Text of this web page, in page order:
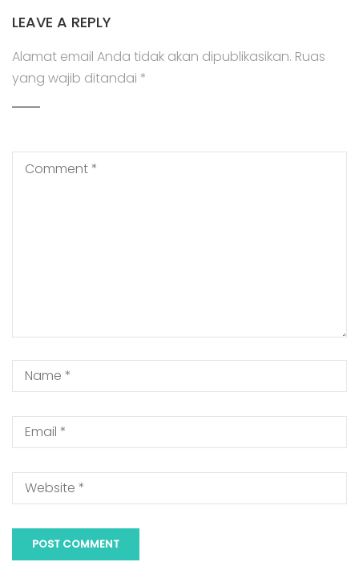
LEAVE A REPLY
Alamat email Anda tidak akan dipublikasikan. Ruas
yang wajib ditandai *